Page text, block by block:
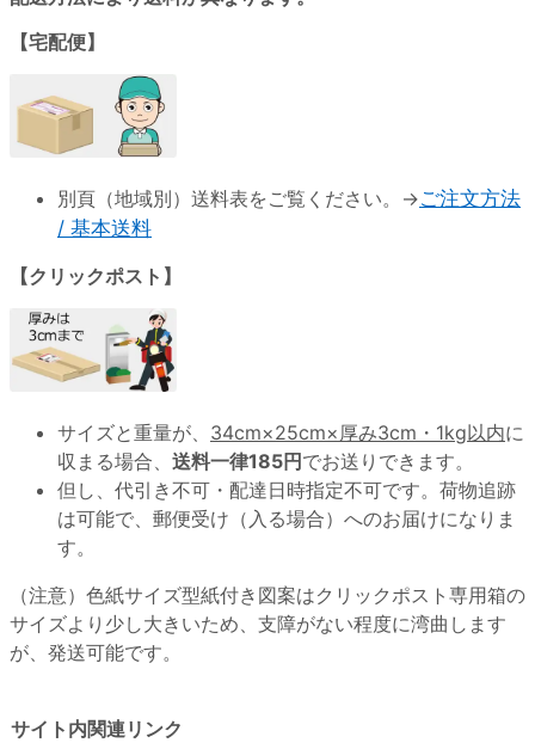
【宅配便】
別頁（地域別）送料表をご覧ください。→ご注文方法
/ 基本送料
【クリックポスト】
サイズと重量が、 34cm×25cm×厚み3cm・1kg以内に
収まる場合、 送料一律185円 でお送りできます。
但し、代引き不可・配達日時指定不可です。荷物追跡
は可能で、郵便受け（入る場合）へのお届けになりま
す。
（注意）色紙サイズ型紙付き図案はクリックポスト専用箱の
サイズより少し大きいため、支障がない程度に湾曲します
が、発送可能です。
サイト内関連リンク